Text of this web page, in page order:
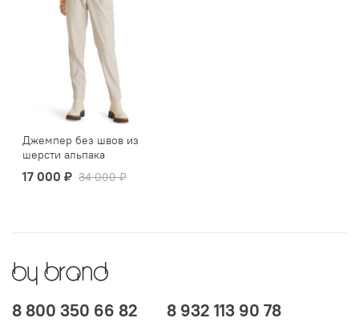
Джемпер без швов из
шерсти альпака
17 000 ₽ 34 000 ₽
8 800 350 66 82 8 932 113 90 78